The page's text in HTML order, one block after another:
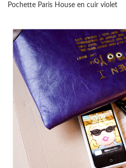
Pochette Paris House en cuir violet